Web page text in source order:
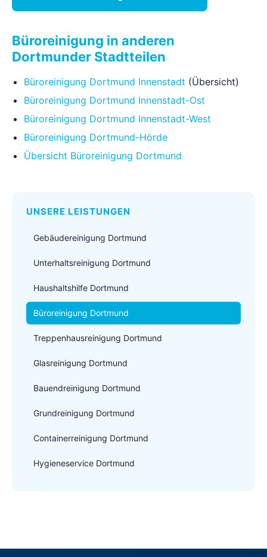
Büroreinigung in anderen
Dortmunder Stadtteilen
Büroreinigung Dortmund Innenstadt (Übersicht)
Büroreinigung Dortmund Innenstadt-Ost
Büroreinigung Dortmund Innenstadt-West
Büroreinigung Dortmund-Hörde
Übersicht Büroreinigung Dortmund
UNSERE LEISTUNGEN
Gebäudereinigung Dortmund
Unterhaltsreinigung Dortmund
Haushaltshilfe Dortmund
Büroreinigung Dortmund
Treppenhausreinigung Dortmund
Glasreinigung Dortmund
Bauendreinigung Dortmund
Grundreinigung Dortmund
Containerreinigung Dortmund
Hygieneservice Dortmund